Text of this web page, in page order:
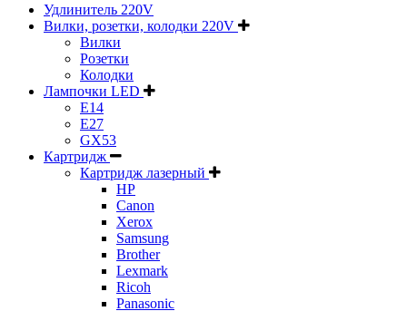
Удлинитель 220V
Вилки, розетки, колодки 220V
Вилки
Розетки
Колодки
Лампочки LED
E14
E27
GX53
Картридж
Картридж лазерный
HP
Canon
Xerox
Samsung
Brother
Lexmark
Ricoh
Panasonic